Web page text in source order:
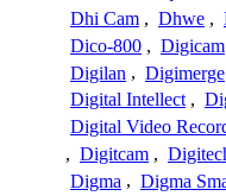
Dhi Cam , Dhwe ,
Dico-800 , Digicam
Digilan , Digimerge
Digital Intellect ,
Digital Video
, Digitcam ,
Digma , Digma